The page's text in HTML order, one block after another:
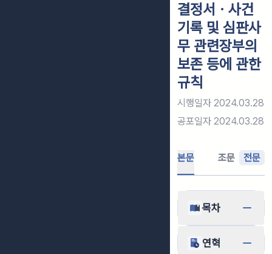
결정서ㆍ사건
기록 및 심판사
무 관련장부의
보존 등에 관한
규칙
시행일자 2024.03.28
공포일자 2024.03.28
본문 조문 전문
목차
연혁